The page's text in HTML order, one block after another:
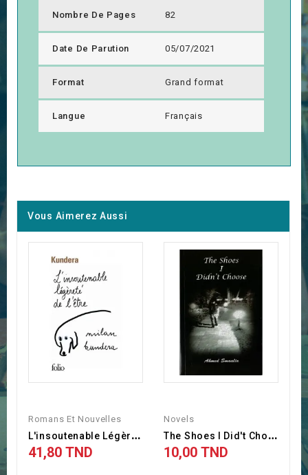
Nombre De Pages 82
Date De Parution 05/07/2021
Format Grand format
Langue Français
Vous Aimerez Aussi
Romans Et Nouvelles
L
'insoutenable Légèreté De...
41,80 TND
Novels
T
He Shoes I Did't Choose -...
10,00 TND